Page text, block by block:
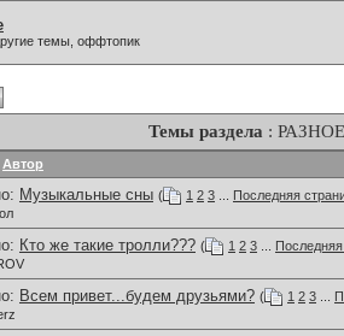
темы, оффтопик
Темы раздела : РАЗНОЕ
Автор
Музыкальные сны ( 1 2 3
Последняя
Кто же такие тролли??? ( 1 2 3
Всем привет...будем друзьями? ( 1 2 3